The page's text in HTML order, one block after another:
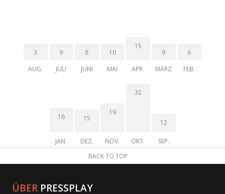
3
AUG.
9
JULI
8
JUNI
10
MAI
15
APR.
9
MÄRZ
6
FEB.
16
JAN.
15
DEZ.
19
NOV.
32
OKT.
12
SEP.
BACK TO TOP
ÜBER PRESSPLAY